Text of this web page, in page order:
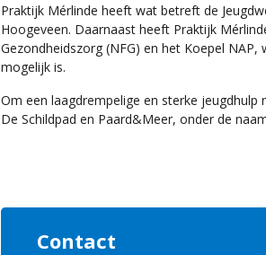
Praktijk Mérlinde heeft wat betreft de
Hoogeveen. Daarnaast heeft Praktijk
Gezondheidszorg (NFG) en het Koepel
mogelijk is.
Om een laagdrempelige en sterke
De Schildpad en Paard&Meer, onder de
Contact